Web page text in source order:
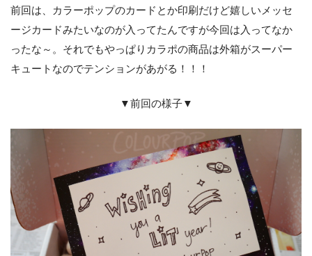
前回は、カラーポップのカードとか印刷だけど嬉しいメッセ
ージカードみたいなのが入ってたんですが今回は入ってなか
ったな～。それでもやっぱりカラポの商品は外箱がスーパー
キュートなのでテンションがあがる！！！
▼前回の様子▼